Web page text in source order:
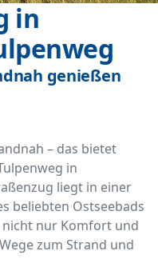
in
genießen
– das bietet
in
liegt in einer
beliebten Ostseebads
nicht nur Komfort und
zum Strand und